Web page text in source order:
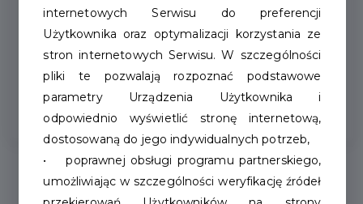
Kontakt
/szczecinekintermarche/
internetowych Serwisu do preferencji
Użytkownika oraz optymalizacji korzystania ze
stron internetowych Serwisu. W szczególności
pliki te pozwalają rozpoznać podstawowe
parametry Urządzenia Użytkownika i
odpowiednio wyświetlić stronę internetową,
dostosowaną do jego indywidualnych potrzeb,
• poprawnej obsługi programu partnerskiego,
umożliwiając w szczególności weryfikację źródeł